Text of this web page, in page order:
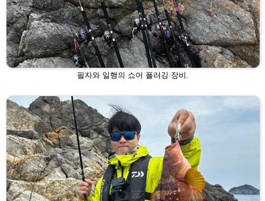
필자와 일행의 쇼어 플러깅 장비.